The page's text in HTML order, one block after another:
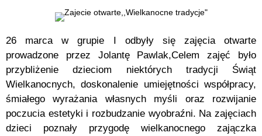
26 marca w grupie I odbyły się zajęcia otwarte
prowadzone przez Jolantę Pawlak,Celem zajęć było
przybliżenie dzieciom niektórych tradycji Świąt
Wielkanocnych, doskonalenie umiejętności współpracy,
śmiałego wyrażania własnych myśli oraz rozwijanie
poczucia estetyki i rozbudzanie wyobraźni. Na zajęciach
dzieci poznały przygodę wielkanocnego zajączka